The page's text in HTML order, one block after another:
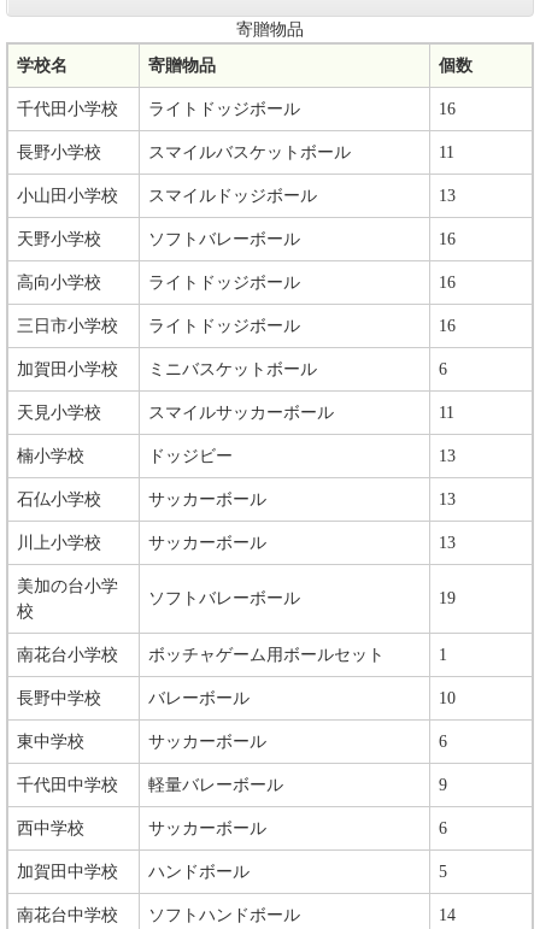
寄贈物品
学校名
寄贈物品 個数
千代田小学校 ライトドッジボール 16
長野小学校 スマイルバスケットボール 11
小山田小学校 スマイルドッジボール 13
天野小学校 ソフトバレーボール 16
高向小学校 ライトドッジボール 16
三日市小学校 ライトドッジボール 16
加賀田小学校 ミニバスケットボール 6
天見小学校 スマイルサッカーボール 11
楠小学校 ドッジビー 13
石仏小学校 サッカーボール 13
川上小学校 サッカーボール 13
美加の台小学
校
ソフトバレーボール 19
南花台小学校 ボッチャゲーム用ボールセット 1
長野中学校 バレーボール 10
東中学校 サッカーボール 6
千代田中学校 軽量バレーボール 9
西中学校 サッカーボール 6
加賀田中学校 ハンドボール 5
南花台中学校 ソフトハンドボール 14